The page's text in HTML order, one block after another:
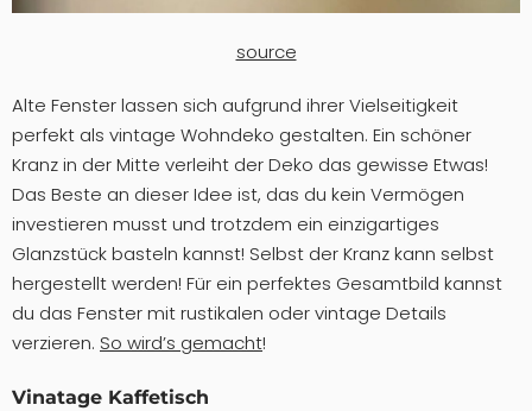
source
Alte Fenster lassen sich aufgrund ihrer Vielseitigkeit
perfekt als vintage Wohndeko gestalten. Ein schöner
Kranz in der Mitte verleiht der Deko das gewisse Etwas!
Das Beste an dieser Idee ist, das du kein Vermögen
investieren musst und trotzdem ein einzigartiges
Glanzstück basteln kannst! Selbst der Kranz kann selbst
hergestellt werden! Für ein perfektes Gesamtbild kannst
du das Fenster mit rustikalen oder vintage Details
verzieren. So wird’s gemacht!
Vinatage Kaffetisch